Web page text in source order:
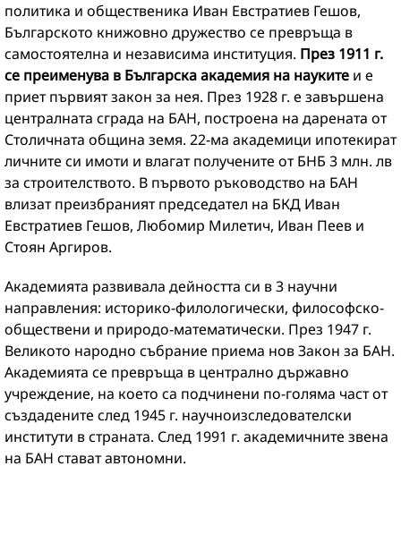
политика и общественика Иван Евстратиев Гешов,
Българското книжовно дружество се превръща в
самостоятелна и независима институция. През 1911 г.
се преименува в Българска академия на науките и е
приет първият закон за нея. През 1928 г. е завършена
централната сграда на БАН, построена на дарената от
Столичната община земя. 22-ма академици ипотекират
личните си имоти и влагат получените от БНБ 3 млн. лв
за строителството. В първото ръководство на БАН
влизат преизбраният председател на БКД Иван
Евстратиев Гешов, Любомир Милетич, Иван Пеев и
Стоян Аргиров.
Академията развивала дейността си в 3 научни
направления: историко-филологически, философско-
обществени и природо-математически. През 1947 г.
Великото народно събрание приема нов Закон за БАН.
Академията се превръща в централно държавно
учреждение, на което са подчинени по-голяма част от
създадените след 1945 г. научноизследователски
институти в страната. След 1991 г. академичните звена
на БАН стават автономни.